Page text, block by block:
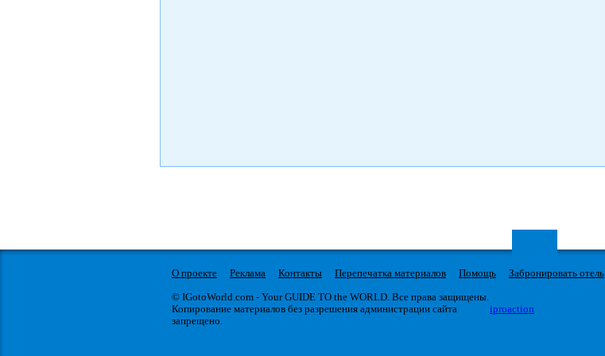
О проекте Реклама Контакты Перепечатка материалов Помощь
Забронировать отель
© IGotoWorld.com - Your GUIDE TO the WORLD. Все права защищены.
Копирование материалов без разрешения администрации сайта
запрещено.
iproaction